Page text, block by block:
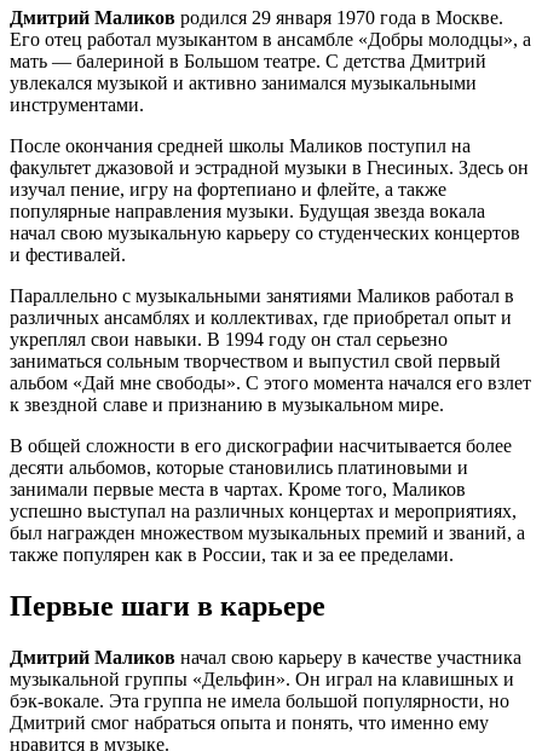
Дмитрий Маликов родился 29 января 1970 года в Москве.
Его отец работал музыкантом в ансамбле «Добры молодцы», а
мать — балериной в Большом театре. С детства Дмитрий
увлекался музыкой и активно занимался музыкальными
инструментами.
После окончания средней школы Маликов поступил на
факультет джазовой и эстрадной музыки в Гнесиных. Здесь он
изучал пение, игру на фортепиано и флейте, а также
популярные направления музыки. Будущая звезда вокала
начал свою музыкальную карьеру со студенческих концертов
и фестивалей.
Параллельно с музыкальными занятиями Маликов работал в
различных ансамблях и коллективах, где приобретал опыт и
укреплял свои навыки. В 1994 году он стал серьезно
заниматься сольным творчеством и выпустил свой первый
альбом «Дай мне свободы». С этого момента начался его взлет
к звездной славе и признанию в музыкальном мире.
В общей сложности в его дискографии насчитывается более
десяти альбомов, которые становились платиновыми и
занимали первые места в чартах. Кроме того, Маликов
успешно выступал на различных концертах и мероприятиях,
был награжден множеством музыкальных премий и званий, а
также популярен как в России, так и за ее пределами.
Первые шаги в карьере
Дмитрий Маликов начал свою карьеру в качестве участника
музыкальной группы «Дельфин». Он играл на клавишных и
бэк-вокале. Эта группа не имела большой популярности, но
Дмитрий смог набраться опыта и понять, что именно ему
нравится в музыке.